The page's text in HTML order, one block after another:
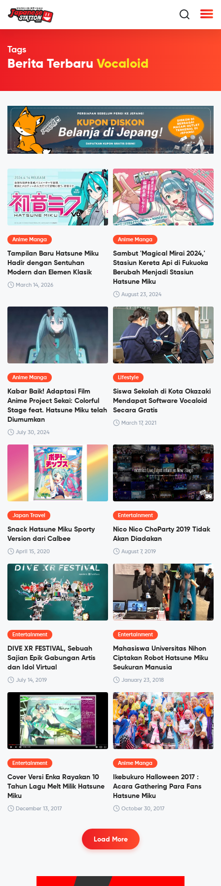
Tags
Berita Terbaru Vocaloid
Anime Manga
Tampilan Baru Hatsune Miku
Hadir dengan Sentuhan
Modern dan Elemen Klasik
March 14, 2026
Anime Manga
Sambut 'Magical Mirai 2024,'
Stasiun Kereta Api di Fukuoka
Berubah Menjadi Stasiun
Hatsune Miku
August 23, 2024
Anime Manga
Kabar Baik! Adaptasi Film
Anime Project Sekai: Colorful
Stage feat. Hatsune Miku telah
Diumumkan
July 30, 2024
Lifestyle
Siswa Sekolah di Kota Okazaki
Mendapat Software Vocaloid
Secara Gratis
March 17, 2021
Japan Travel
Snack Hatsune Miku Sporty
Version dari Calbee
April 15, 2020
Entertainment
Nico Nico ChoParty 2019 Tidak
Akan Diadakan
August 7, 2019
Entertainment
DIVE XR FESTIVAL, Sebuah
Sajian Epik Gabungan Artis
dan Idol Virtual
July 14, 2019
Entertainment
Mahasiswa Universitas Nihon
Ciptakan Robot Hatsune Miku
Seukuran Manusia
January 23, 2018
Entertainment
Cover Versi Enka Rayakan 10
Tahun Lagu Melt Milik Hatsune
Miku
December 13, 2017
Anime Manga
Ikebukuro Halloween 2017 :
Acara Gathering Para Fans
Hatsune Miku
October 30, 2017
Load More